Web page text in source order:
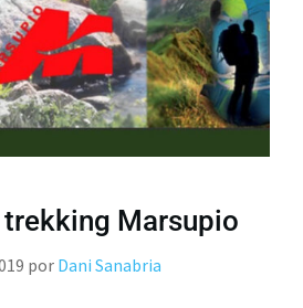
Marsupio
por Dani Sanabria